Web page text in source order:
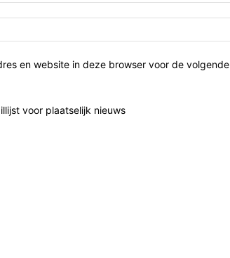
en website in deze browser voor de
voor plaatselijk nieuws